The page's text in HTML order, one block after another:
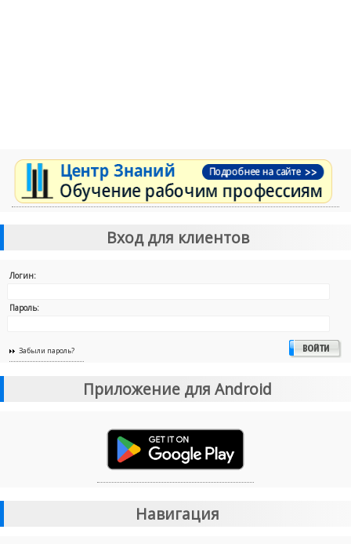
Вход для клиентов
Логин:
Пароль:
Забыли пароль?
Приложение для Android
Навигация